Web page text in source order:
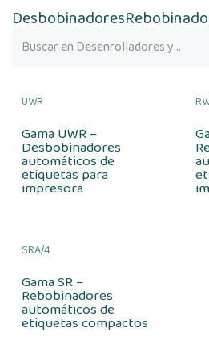
Desbobinadores
UWR
Gama UWR –
Desbobinadores
automáticos de
etiquetas para
impresora
SRA/4
Gama SR –
Rebobinadores
automáticos de
etiquetas compactos